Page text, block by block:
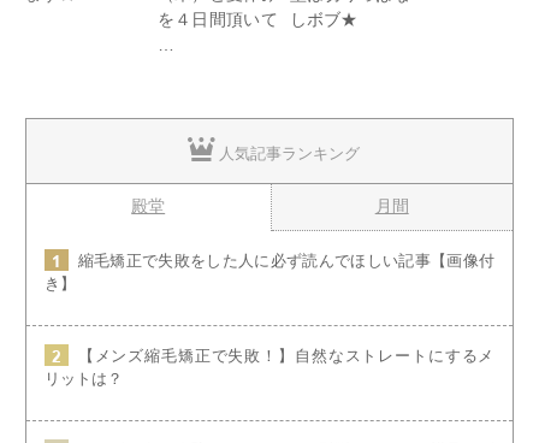
を４日間頂いて
しボブ★
人気記事ランキング
殿堂 月間
縮毛矯正で失敗をした人に必ず読んでほしい記事【画像付
き】
【メンズ縮毛矯正で失敗！】自然なストレートにするメ
リットは？